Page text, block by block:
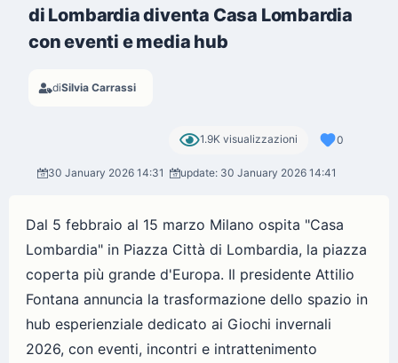
di Lombardia diventa Casa Lombardia
con eventi e media hub
diSilvia Carrassi
1.9K visualizzazioni 0
30 January 2026 14:31 update: 30 January 2026 14:41
Dal 5 febbraio al 15 marzo Milano ospita "Casa
Lombardia" in Piazza Città di Lombardia, la piazza
coperta più grande d'Europa. Il presidente Attilio
Fontana annuncia la trasformazione dello spazio in
hub esperienziale dedicato ai Giochi invernali
2026, con eventi, incontri e intrattenimento